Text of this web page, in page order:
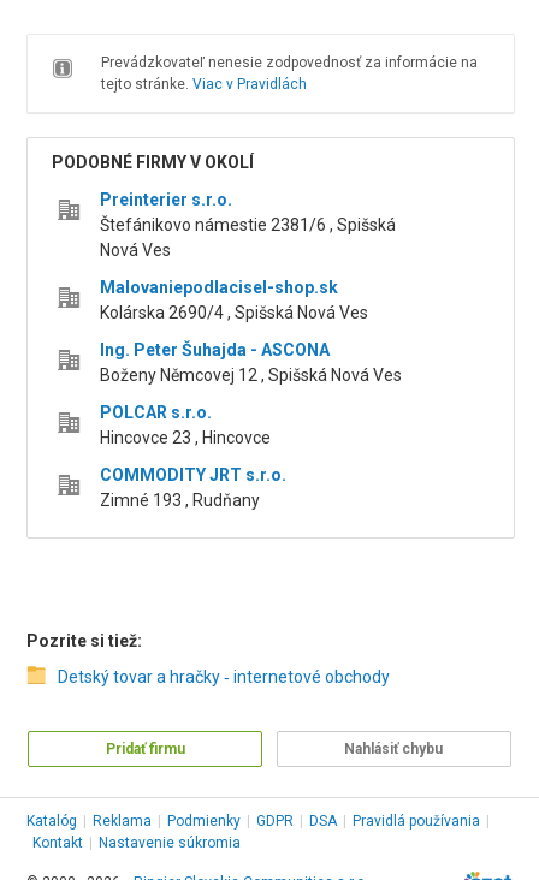
Prevádzkovateľ nenesie zodpovednosť za informácie na
tejto stránke. Viac v Pravidlách
PODOBNÉ FIRMY V OKOLÍ
Preinterier s.r.o.
Štefánikovo námestie 2381/6 , Spišská
Nová Ves
Malovaniepodlacisel-shop.sk
Kolárska 2690/4 , Spišská Nová Ves
Ing. Peter Šuhajda - ASCONA
Boženy Němcovej 12 , Spišská Nová Ves
POLCAR s.r.o.
Hincovce 23 , Hincovce
COMMODITY JRT s.r.o.
Zimné 193 , Rudňany
Pozrite si tiež:
Detský tovar a hračky ‑ internetové obchody
Pridať firmu Nahlásiť chybu
Katalóg Reklama Podmienky GDPR DSA Pravidlá používania
Kontakt
Nastavenie súkromia